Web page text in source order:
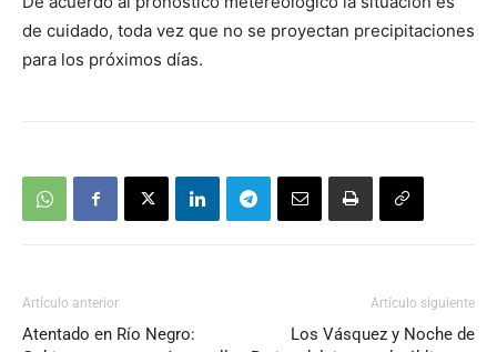
de cuidado, toda vez que no se proyectan precipitaciones
para los próximos días.
Artículo anterior
Atentado en Río Negro:
Artículo siguiente
Los Vásquez y Noche de